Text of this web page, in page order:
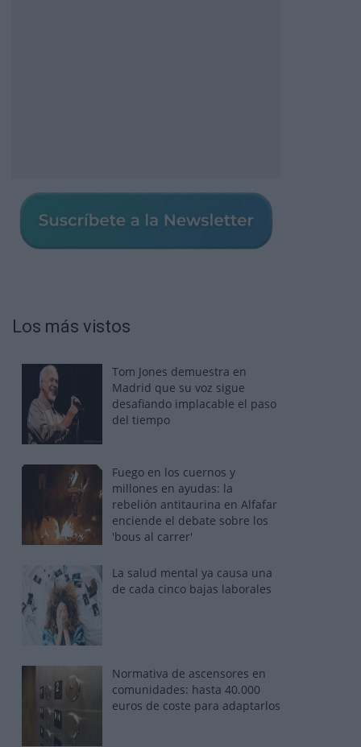
Los más vistos
Tom Jones demuestra en
Madrid que su voz sigue
desafiando implacable el paso
del tiempo
Fuego en los cuernos y
millones en ayudas: la
rebelión antitaurina en Alfafar
enciende el debate sobre los
'bous al carrer'
La salud mental ya causa una
de cada cinco bajas laborales
Normativa de ascensores en
comunidades: hasta 40.000
euros de coste para adaptarlos